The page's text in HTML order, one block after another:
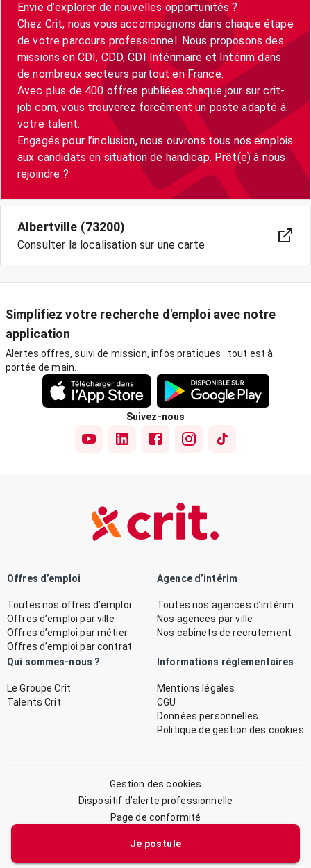
Je postule
Envie d’explorer de nouvelles opportunités ?
Chez Crit, nous vous accompagnons dans chaque étape
de votre parcours professionnel. Nous proposons des
missions en CDI, CDD, CDI Intérimaire et Intérim dans
de nombreux secteurs partout en France.
Avec plus de 400 offres publiées chaque jour sur crit-
job.com, vous trouverez forcément un poste adapté à
votre talent.
Engagés pour l’inclusion, nous ouvrons tous nos emplois
aux candidats en situation de handicap. Prêt(e) à nous
Albertville (73200)
Consulter la localisation sur une carte
Simplifiez votre recherche d'emploi avec notre
application
Alertes offres, suivi de mission, infos pratiques : tout est à
portée de main.
Suivez-nous
Offres d’emploi
Toutes nos offres d’emploi
Offres d’emploi par ville
Offres d’emploi par métier
Offres d’emploi par contrat
Agence d’intérim
Toutes nos agences d’intérim
Nos agences par ville
Nos cabinets de recrutement
Qui sommes-nous ?
Le Groupe Crit
Talents Crit
Informations réglementaires
Mentions légales
CGU
Données personnelles
Politique de gestion des cookies
Gestion des cookies
Dispositif d’alerte professionnelle
Page de conformité
© 2026 CRIT